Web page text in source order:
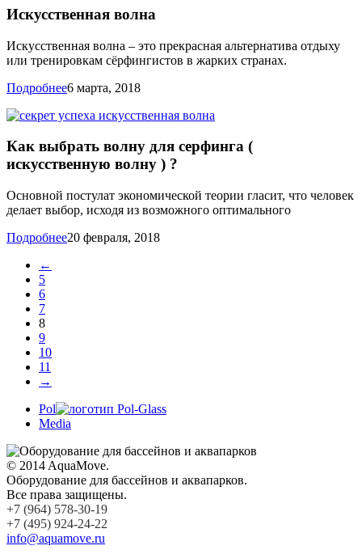
Искусственная волна
Искусственная волна – это прекрасная альтернатива отдыху
или тренировкам сёрфингистов в жарких странах.
Подробнее6 марта, 2018
Как выбрать волну для серфинга (
искусственную волну ) ?
Основной постулат экономической теории гласит, что человек
делает выбор, исходя из возможного оптимального
Подробнее20 февраля, 2018
←
5
6
7
8
9
10
11
→
Pol
Media
© 2014 AquaMove.
Оборудование для бассейнов и аквапарков.
Все права защищены.
+7 (964) 578-30-19
+7 (495) 924-24-22
info@aquamove.ru